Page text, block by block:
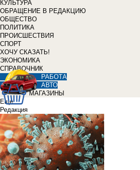
КУЛЬТУРА
ОБРАЩЕНИЕ В РЕДАКЦИЮ
ОБЩЕСТВО
ПОЛИТИКА
ПРОИСШЕСТВИЯ
СПОРТ
ХОЧУ СКАЗАТЬ!
ЭКОНОМИКА
СПРАВОЧНИК
РАБОТА
АВТО
МАГАЗИНЫ
Еще
Редакция